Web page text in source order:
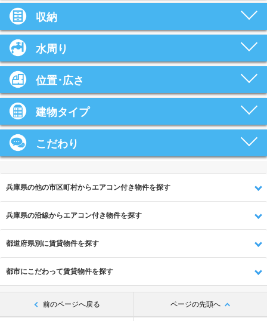
収納
水周り
位置･広さ
建物タイプ
こだわり
兵庫県の他の市区町村からエアコン付き物件を探す
兵庫県の沿線からエアコン付き物件を探す
都道府県別に賃貸物件を探す
都市にこだわって賃貸物件を探す
前のページへ戻る ページの先頭へ